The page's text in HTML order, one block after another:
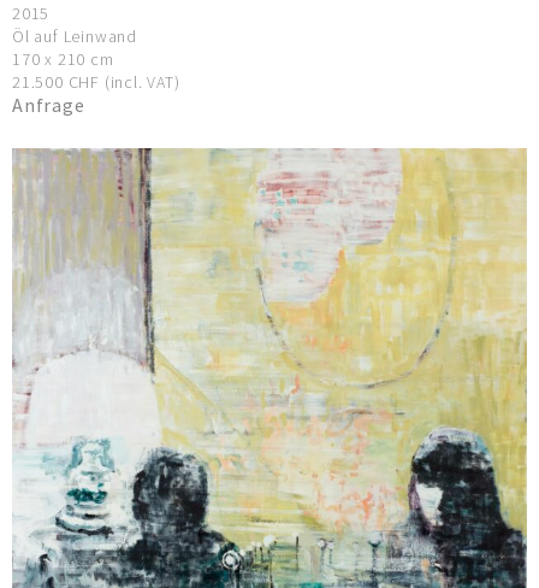
2015
Öl auf Leinwand
170 x 210 cm
21.500 CHF (incl. VAT)
Anfrage